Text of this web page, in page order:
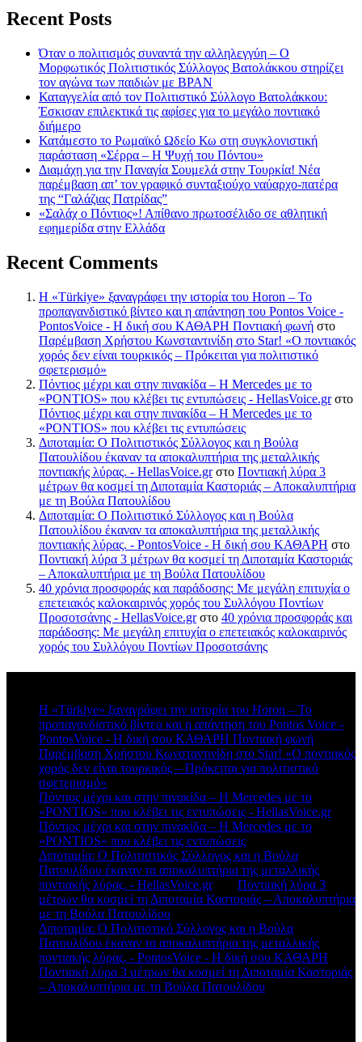
Recent Posts
Όταν ο πολιτισμός συναντά την αλληλεγγύη – Ο
Μορφωτικός Πολιτιστικός Σύλλογος Βατολάκκου στηρίζει
τον αγώνα των παιδιών με BPAN
Καταγγελία από τον Πολιτιστικό Σύλλογο Βατολάκκου:
Έσκισαν επιλεκτικά τις αφίσες για το μεγάλο ποντιακό
διήμερο
Κατάμεστο το Ρωμαϊκό Ωδείο Κω στη συγκλονιστική
παράσταση «Σέρρα – Η Ψυχή του Πόντου»
Διαμάχη για την Παναγία Σουμελά στην Τουρκία! Νέα
παρέμβαση απ’ τον γραφικό συνταξιούχο ναύαρχο-πατέρα
της “Γαλάζιας Πατρίδας”
«Σαλάχ ο Πόντιος»! Απίθανο πρωτοσέλιδο σε αθλητική
εφημερίδα στην Ελλάδα
Recent Comments
Η «Türkiye» ξαναγράφει την ιστορία του Horon – Το
προπαγανδιστικό βίντεο και η απάντηση του Pontos Voice -
PontosVoice - H δική σου ΚΑΘΑΡΗ Ποντιακή φωνή στο
Παρέμβαση Χρήστου Κωνσταντινίδη στο Star! «Ο ποντιακός
χορός δεν είναι τουρκικός – Πρόκειται για πολιτιστικό
σφετερισμό»
Πόντιος μέχρι και στην πινακίδα – Η Mercedes με το
«PONTIOS» που κλέβει τις εντυπώσεις - HellasVoice.grστο
Πόντιος μέχρι και στην πινακίδα – Η Mercedes με το
«PONTIOS» που κλέβει τις εντυπώσεις
Διποταμία: Ο Πολιτιστικός Σύλλογος και η Βούλα
Πατουλίδου έκαναν τα αποκαλυπτήρια της μεταλλικής
ποντιακής λύρας. - HellasVoice.grστο Ποντιακή λύρα 3
μέτρων θα κοσμεί τη Διποταμία Καστοριάς – Αποκαλυπτήρια
με τη Βούλα Πατουλίδου
Διποταμία: Ο Πολιτιστικό Σύλλογος και η Βούλα
Πατουλίδου έκαναν τα αποκαλυπτήρια της μεταλλικής
ποντιακής λύρας. - PontosVoice - H δική σου ΚΑΘΑΡΗ στο
Ποντιακή λύρα 3 μέτρων θα κοσμεί τη Διποταμία Καστοριάς
– Αποκαλυπτήρια με τη Βούλα Πατουλίδου
40 χρόνια προσφοράς και παράδοσης: Με μεγάλη επιτυχία ο
επετειακός καλοκαιρινός χορός του Συλλόγου Ποντίων
Προσοτσάνης - HellasVoice.grστο 40 χρόνια προσφοράς και
παράδοσης: Με μεγάλη επιτυχία ο επετειακός καλοκαιρινός
χορός του Συλλόγου Ποντίων Προσοτσάνης
Η «Türkiye» ξαναγράφει την ιστορία του Horon – Το
προπαγανδιστικό βίντεο και η απάντηση του Pontos Voice -
PontosVoice - H δική σου ΚΑΘΑΡΗ Ποντιακή φωνή
Παρέμβαση Χρήστου Κωνσταντινίδη στο Star! «Ο ποντιακός
χορός δεν είναι τουρκικός – Πρόκειται για πολιτιστικό
σφετερισμό»
Πόντιος μέχρι και στην πινακίδα – Η Mercedes με το
«PONTIOS» που κλέβει τις εντυπώσεις - HellasVoice.grστο
Πόντιος μέχρι και στην πινακίδα – Η Mercedes με το
«PONTIOS» που κλέβει τις εντυπώσεις
Διποταμία: Ο Πολιτιστικός Σύλλογος και η Βούλα
Πατουλίδου έκαναν τα αποκαλυπτήρια της μεταλλικής
ποντιακής λύρας. - HellasVoice.grστο Ποντιακή λύρα 3
μέτρων θα κοσμεί τη Διποταμία Καστοριάς – Αποκαλυπτήρια
με τη Βούλα Πατουλίδου
Διποταμία: Ο Πολιτιστικό Σύλλογος και η Βούλα
Πατουλίδου έκαναν τα αποκαλυπτήρια της μεταλλικής
ποντιακής λύρας. - PontosVoice - H δική σου ΚΑΘΑΡΗ
Ποντιακή λύρα 3 μέτρων θα κοσμεί τη Διποταμία Καστοριάς
– Αποκαλυπτήρια με τη Βούλα Πατουλίδου